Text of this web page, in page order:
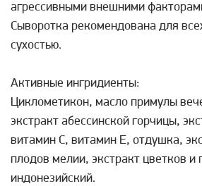
агрессивными внешними
Сыворотка рекомендована для
сухостью.
Активные ингридиенты:
Циклометикон, масло примулы
экстракт абессинской горчицы,
витамин С, витамин Е, отдушка,
плодов мелии, экстракт цветков и
индонезийский.